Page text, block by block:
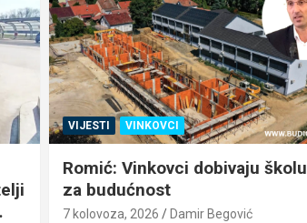
VIJESTI VINKOVCI
Romić: Vinkovci dobivaju školu
za budućnost
7 kolovoza, 2026 Damir Begović